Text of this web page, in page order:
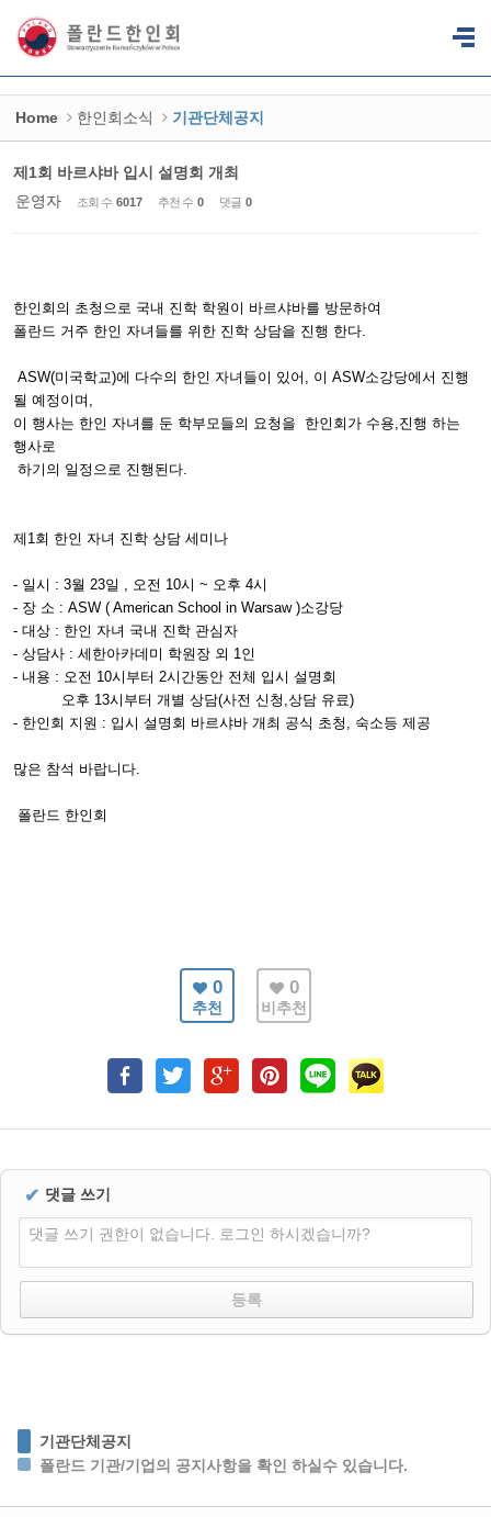
Home 한인회소식 기관단체공지
제1회 바르샤바 입시 설명회 개최
운영자
조회 수 6017 추천 수 0 댓글 0
한인회의 초청으로 국내 진학 학원이 바르샤바를 방문하여
폴란드 거주 한인 자녀들를 위한 진학 상담을 진행 한다.
ASW(미국학교)에 다수의 한인 자녀들이 있어, 이 ASW소강당에서 진행
될 예정이며,
이 행사는 한인 자녀를 둔 학부모들의 요청을 한인회가 수용,진행 하는
행사로
하기의 일정으로 진행된다.
제1회 한인 자녀 진학 상담 세미나
- 일시 : 3월 23일 , 오전 10시 ~ 오후 4시
- 장 소 : ASW ( American School in Warsaw )소강당
- 대상 : 한인 자녀 국내 진학 관심자
- 상담사 : 세한아카데미 학원장 외 1인
- 내용 : 오전 10시부터 2시간동안 전체 입시 설명회
오후 13시부터 개별 상담(사전 신청,상담 유료)
- 한인회 지원 : 입시 설명회 바르샤바 개최 공식 초청, 숙소등 제공
많은 참석 바랍니다.
폴란드 한인회
0
추천
0
비추천
✔ 댓글 쓰기
댓글 쓰기 권한이 없습니다. 로그인 하시겠습니까?
기관단체공지
폴란드 기관/기업의 공지사항을 확인 하실수 있습니다.